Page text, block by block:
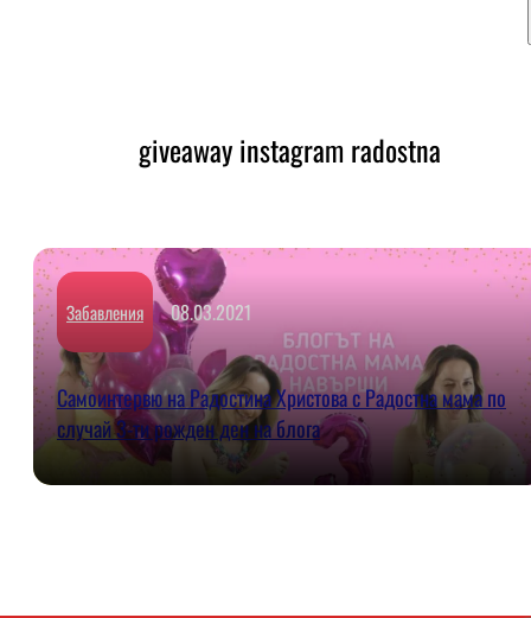
giveaway instagram radostna
Забавления 08.03.2021
Самоинтервю на Радостина Христова с Радостна мама по
случай 3-ти рожден ден на блога